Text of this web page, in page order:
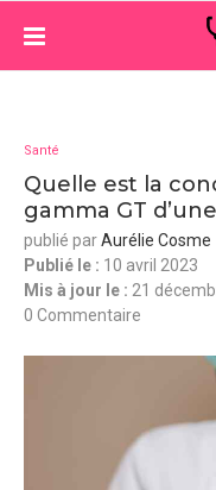
Santé
Quelle est la
gamma GT
publié parAurélie Cosme
Publié le : 10 avril 2023
Mis à jour le : 21
0 Commentaire